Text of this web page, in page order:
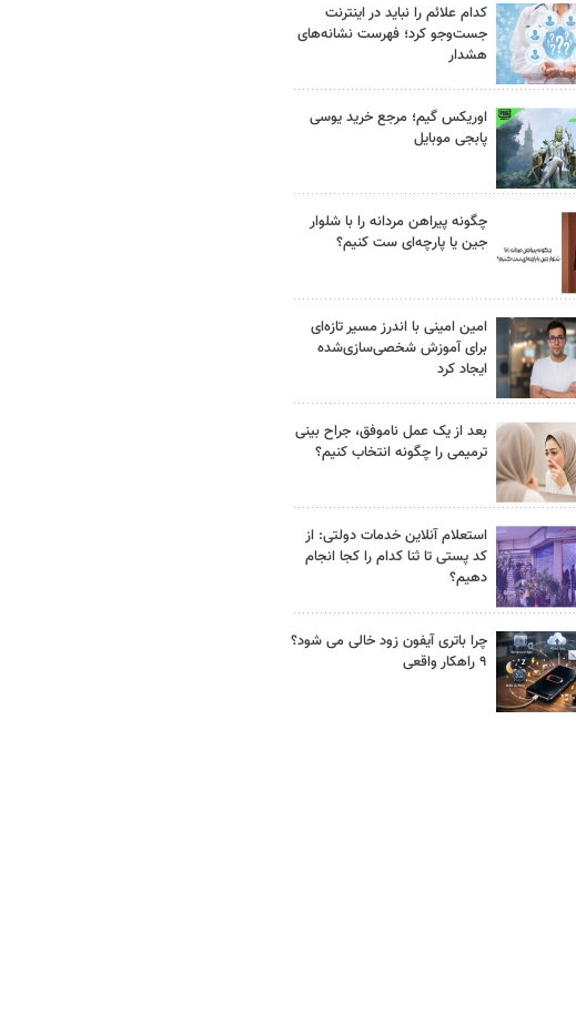
کدام علائم را نباید در اینترنت
جست‌وجو کرد؛ فهرست نشانه‌های
هشدار
اوریکس گیم؛ مرجع خرید یوسی
پابجی موبایل
چگونه پیراهن مردانه را با شلوار
جین یا پارچه‌ای ست کنیم؟
امین امینی با اندرز مسیر تازه‌ای
برای آموزش شخصی‌سازی‌شده
ایجاد کرد
بعد از یک عمل ناموفق، جراح بینی
ترمیمی را چگونه انتخاب کنیم؟
استعلام آنلاین خدمات دولتی: از
کد پستی تا ثنا کدام را کجا انجام
دهیم؟
چرا باتری آیفون زود خالی می شود؟
۹ راهکار واقعی